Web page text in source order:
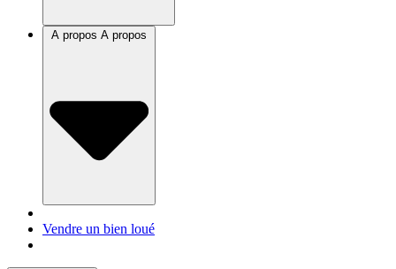
A propos
Vendre un bien loué